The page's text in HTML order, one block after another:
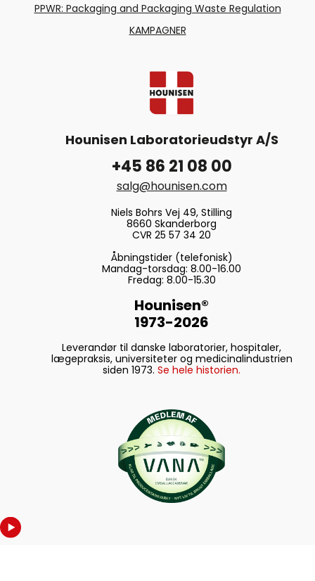
PPWR: Packaging and Packaging Waste Regulation
KAMPAGNER
Hounisen Laboratorieudstyr A/S
+45 86 21 08 00
salg@hounisen.com
Niels Bohrs Vej 49, Stilling
8660 Skanderborg
CVR 25 57 34 20
Åbningstider (telefonisk)
Mandag-torsdag: 8.00-16.00
Fredag: 8.00-15.30
Hounisen®
1973-2026
Leverandør til danske laboratorier, hospitaler,
lægepraksis, universiteter og medicinalindustrien
siden 1973. Se hele historien.